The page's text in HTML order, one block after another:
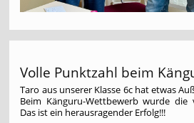
Volle Punktzahl beim
Taro aus unserer Klasse 6c hat etwas
Beim Känguru-Wettbewerb wurde die
Das ist ein herausragender Erfolg!!!